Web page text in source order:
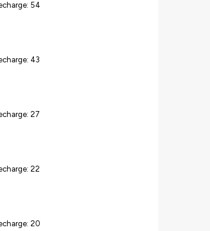
54
43
27
22
20